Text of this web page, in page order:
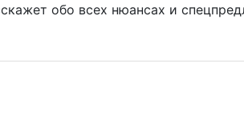
обо всех нюансах и